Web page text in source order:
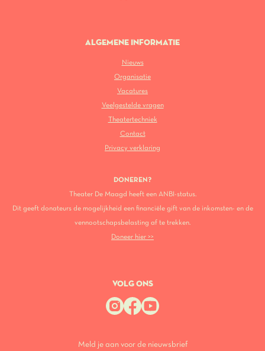
ALGEMENE INFORMATIE
Nieuws
Organisatie
Vacatures
Veelgestelde vragen
Theatertechniek
Contact
Privacy verklaring
DONEREN?
Theater De Maagd heeft een ANBI-status.
Dit geeft donateurs de mogelijkheid een financiële gift van de inkomsten- en de
vennootschapsbelasting af te trekken.
Doneer hier >>
VOLG ONS
Meld je aan voor de nieuwsbrief